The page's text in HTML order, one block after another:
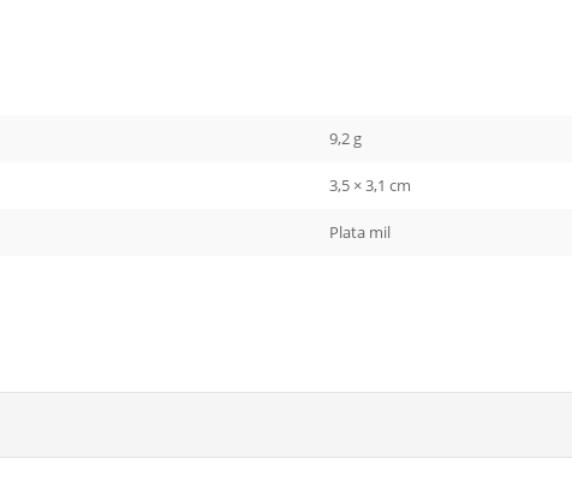
9,2 g
3,5 × 3,1 cm
Plata mil